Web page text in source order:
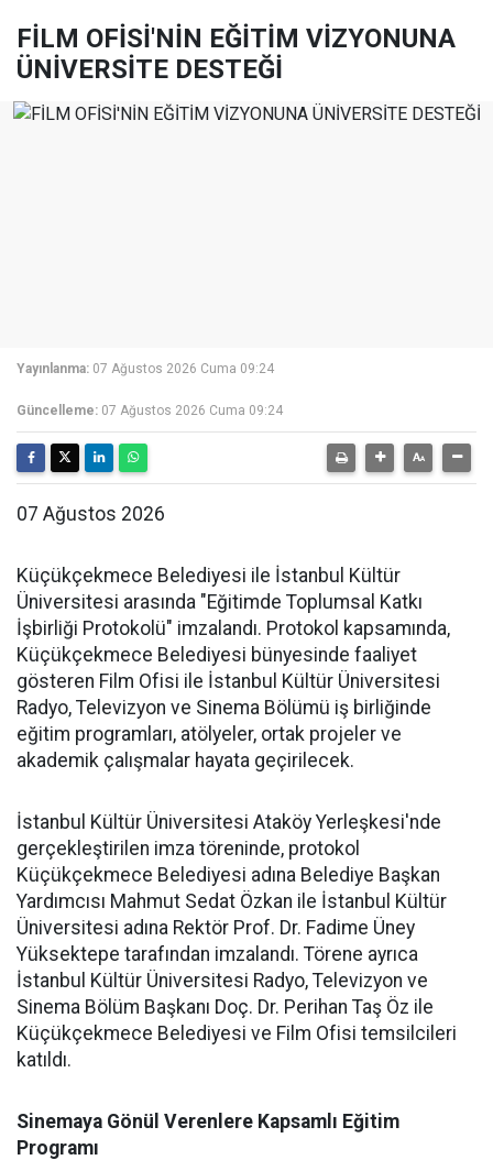
FİLM OFİSİ'NİN EĞİTİM VİZYONUNA
ÜNİVERSİTE DESTEĞİ
Yayınlanma: 07 Ağustos 2026 Cuma 09:24
Güncelleme: 07 Ağustos 2026 Cuma 09:24
07 Ağustos 2026
Küçükçekmece Belediyesi ile İstanbul Kültür
Üniversitesi arasında "Eğitimde Toplumsal Katkı
İşbirliği Protokolü" imzalandı. Protokol kapsamında,
Küçükçekmece Belediyesi bünyesinde faaliyet
gösteren Film Ofisi ile İstanbul Kültür Üniversitesi
Radyo, Televizyon ve Sinema Bölümü iş birliğinde
eğitim programları, atölyeler, ortak projeler ve
akademik çalışmalar hayata geçirilecek.
İstanbul Kültür Üniversitesi Ataköy Yerleşkesi'nde
gerçekleştirilen imza töreninde, protokol
Küçükçekmece Belediyesi adına Belediye Başkan
Yardımcısı Mahmut Sedat Özkan ile İstanbul Kültür
Üniversitesi adına Rektör Prof. Dr. Fadime Üney
Yüksektepe tarafından imzalandı. Törene ayrıca
İstanbul Kültür Üniversitesi Radyo, Televizyon ve
Sinema Bölüm Başkanı Doç. Dr. Perihan Taş Öz ile
Küçükçekmece Belediyesi ve Film Ofisi temsilcileri
katıldı.
Sinemaya Gönül Verenlere Kapsamlı Eğitim
Programı